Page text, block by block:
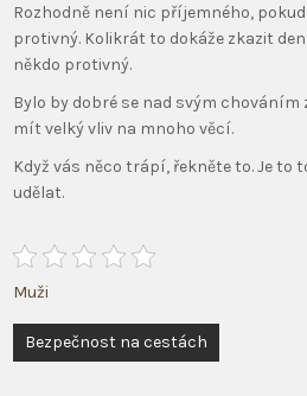
Rozhodně není nic příjemného,
protivný. Kolikrát to dokáže zkazit
někdo protivný.
Bylo by dobré se nad svým
mít velký vliv na mnoho věcí.
Když vás něco trápí, řekněte to. Je to
udělat.
Muži
Navigace
pro
Bezpečnost na cestách